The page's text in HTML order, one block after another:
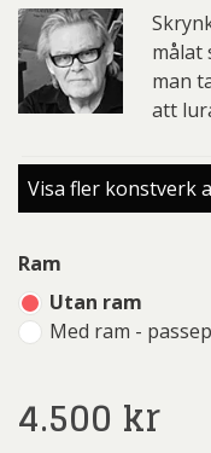
målat
man
att
Visa fler konstverk
Ram
Utan ram
Med ram -
4.500 kr